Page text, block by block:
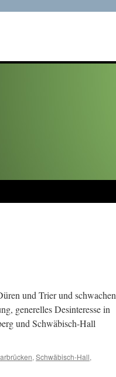
und Trier und schwachen
generelles Desinteresse in
und Schwäbisch-Hall
, Schwäbisch-Hall,